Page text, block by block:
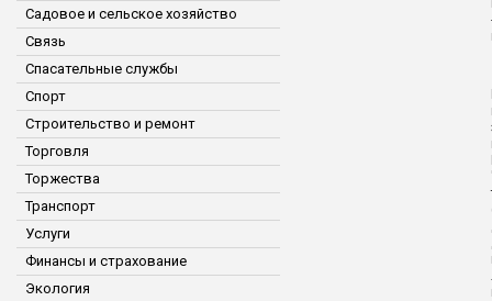
Садовое и сельское хозяйство
Связь
Спасательные службы
Спорт
Строительство и ремонт
Торговля
Торжества
Транспорт
Услуги
Финансы и страхование
Экология